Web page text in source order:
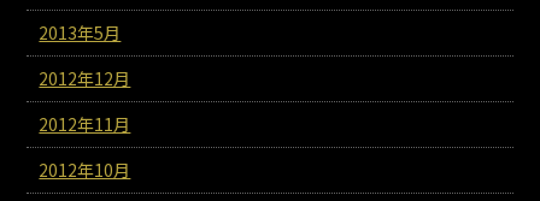
2013年5月
2012年12月
2012年11月
2012年10月